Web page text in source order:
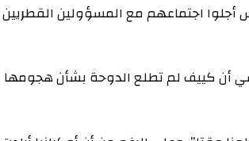
اجتماعهم مع المسؤولين القطريين
أن كييف لم تطلع الدوحة بشأن هجومها